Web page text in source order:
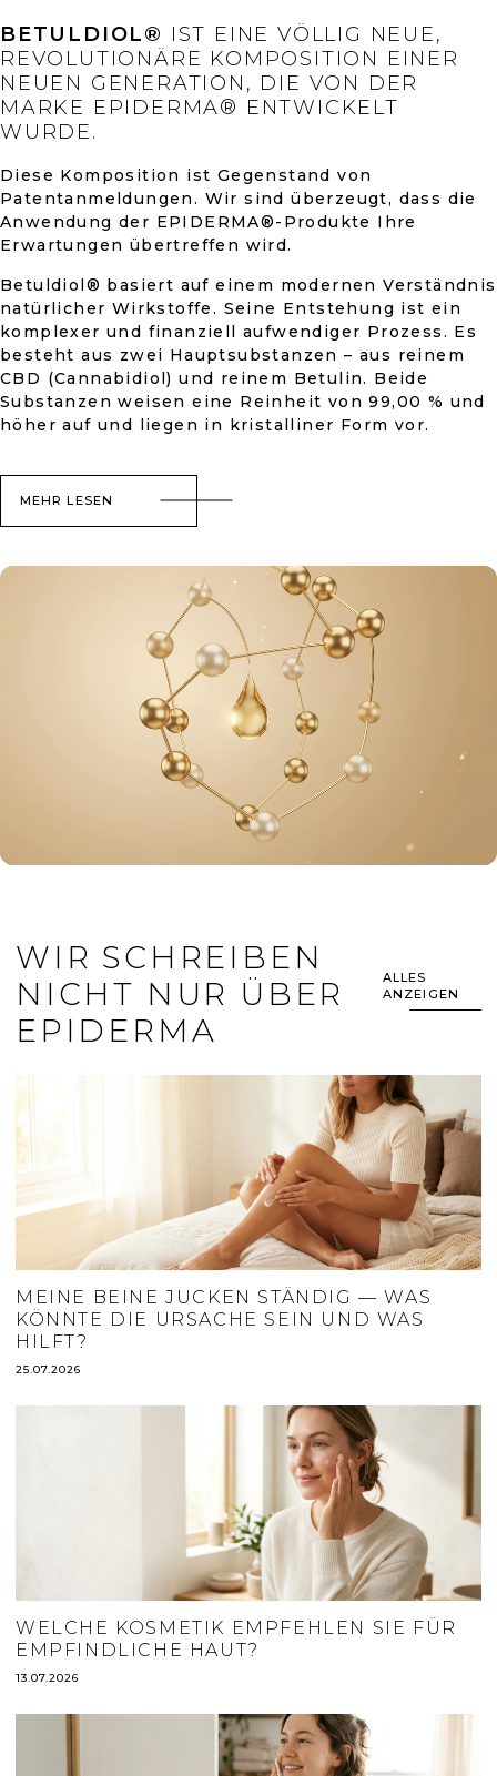
BETULDIOL® IST EINE VÖLLIG NEUE,
REVOLUTIONÄRE KOMPOSITION EINER
NEUEN GENERATION, DIE VON DER
MARKE EPIDERMA® ENTWICKELT
WURDE.
Diese Komposition ist Gegenstand von
Patentanmeldungen. Wir sind überzeugt, dass die
Anwendung der EPIDERMA®-Produkte Ihre
Erwartungen übertreffen wird.
Betuldiol® basiert auf einem modernen Verständnis
natürlicher Wirkstoffe. Seine Entstehung ist ein
komplexer und finanziell aufwendiger Prozess. Es
besteht aus zwei Hauptsubstanzen – aus reinem
CBD (Cannabidiol) und reinem Betulin. Beide
Substanzen weisen eine Reinheit von 99,00 % und
höher auf und liegen in kristalliner Form vor.
MEHR LESEN
WIR SCHREIBEN
NICHT NUR ÜBER
EPIDERMA
ALLES
ANZEIGEN
MEINE BEINE JUCKEN STÄNDIG — WAS
KÖNNTE DIE URSACHE SEIN UND WAS
HILFT?
25.07.2026
WELCHE KOSMETIK EMPFEHLEN SIE FÜR
EMPFINDLICHE HAUT?
13.07.2026